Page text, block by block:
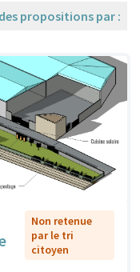
propositions par :
Non retenue
par le tri
citoyen